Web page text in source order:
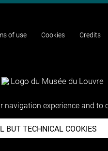
of use Cookies Credits
navigation experience and to
BUT TECHNICAL COOKIES